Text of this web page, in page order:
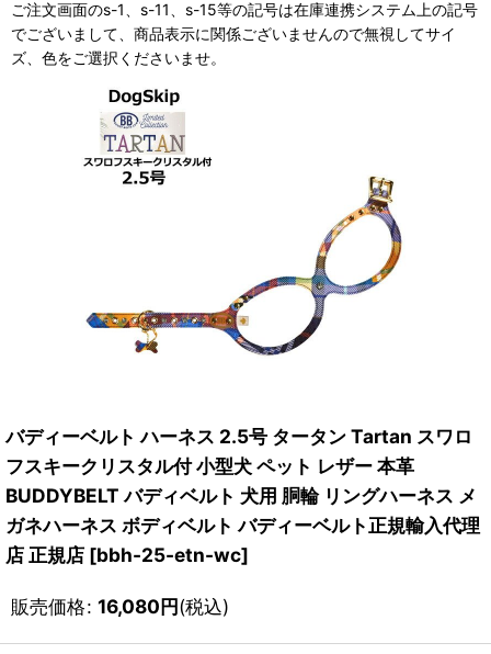
ご注文画面のs-1、s-11、s-15等の記号は在庫連携システム上の記号
でございまして、商品表示に関係ございませんので無視してサイ
ズ、色をご選択くださいませ。
バディーベルト ハーネス 2.5号 タータン Tartan スワロ
フスキークリスタル付 小型犬 ペット レザー 本革
BUDDYBELT バディベルト 犬用 胴輪 リングハーネス メ
ガネハーネス ボディベルト バディーベルト正規輸入代理
店 正規店 [bbh-25-etn-wc]
販売価格: 16,080円(税込)